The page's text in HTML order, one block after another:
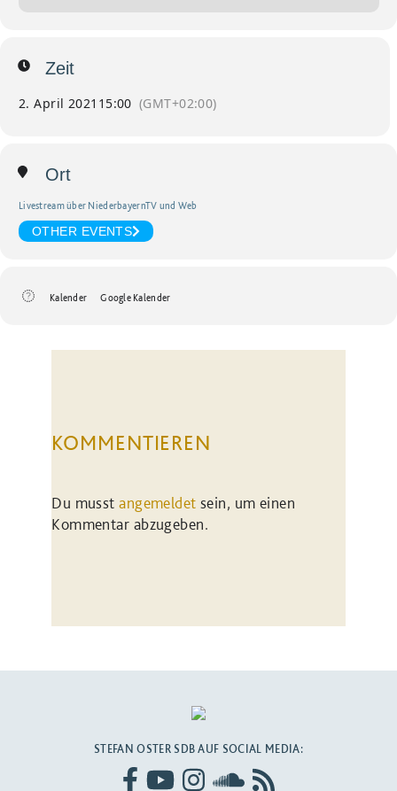
Zeit
2. April 2021 15:00 (GMT+02:00)
Ort
Livestream über NiederbayernTV und Web
OTHER EVENTS
Kalender Google Kalender
KOMMENTIEREN
Du musstangemeldet sein, um einen
Kommentar abzugeben.
STEFAN OSTER SDB AUF SOCIAL MEDIA: